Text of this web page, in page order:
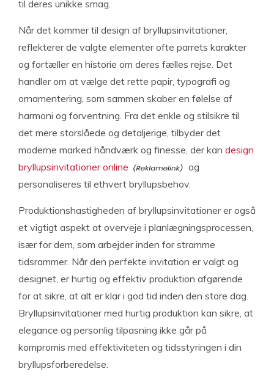
til deres unikke smag.
Når det kommer til design af bryllupsinvitationer,
reflekterer de valgte elementer ofte parrets karakter
og fortæller en historie om deres fælles rejse. Det
handler om at vælge det rette papir, typografi og
ornamentering, som sammen skaber en følelse af
harmoni og forventning. Fra det enkle og stilsikre til
det mere storslåede og detaljerige, tilbyder det
moderne marked håndværk og finesse, der kan design
bryllupsinvitationer online
og
personaliseres til ethvert bryllupsbehov.
Produktionshastigheden af bryllupsinvitationer er også
et vigtigt aspekt at overveje i planlægningsprocessen,
især for dem, som arbejder inden for stramme
tidsrammer. Når den perfekte invitation er valgt og
designet, er hurtig og effektiv produktion afgørende
for at sikre, at alt er klar i god tid inden den store dag.
Bryllupsinvitationer med hurtig produktion kan sikre, at
elegance og personlig tilpasning ikke går på
kompromis med effektiviteten og tidsstyringen i din
bryllupsforberedelse.